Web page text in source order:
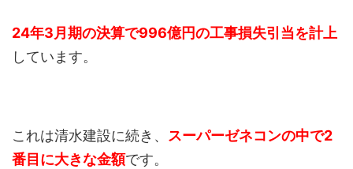
24年3月期の決算で996億円の工事損失引当を計上
しています。
これは清水建設に続き、 スーパーゼネコンの中で2
番目に大きな金額です。